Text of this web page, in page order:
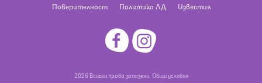
Поверителност
Политика ЛД Известия
2026 Всички права запазени. Общи условия